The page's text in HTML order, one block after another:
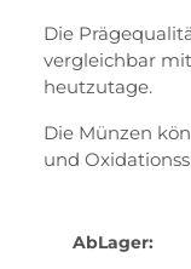
Die
vergleichbar
heutzutage.
Die Münzen
und
AbLager: